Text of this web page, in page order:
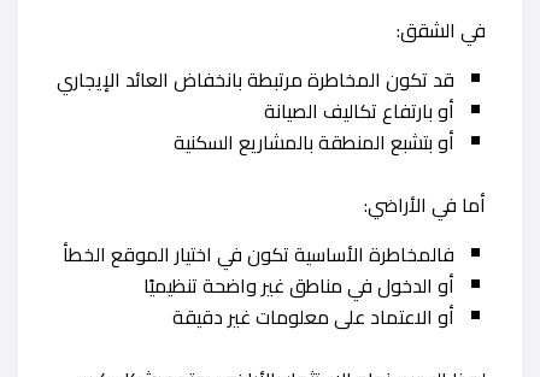
في الشقق:
قد تكون المخاطرة مرتبطة بانخفاض العائد الإيجاري
أو بارتفاع تكاليف الصيانة
أو بتشبع المنطقة بالمشاريع السكنية
أما في الأراضي:
فالمخاطرة الأساسية تكون في اختيار الموقع الخطأ
أو الدخول في مناطق غير واضحة تنظيميًا
أو الاعتماد على معلومات غير دقيقة